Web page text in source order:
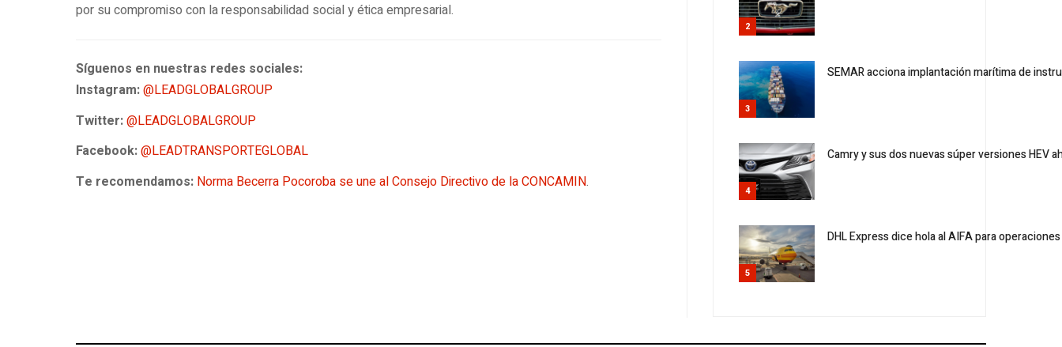
por su compromiso con la responsabilidad social y ética empresarial.
Síguenos en nuestras redes sociales:
Instagram:@LEADGLOBALGROUP
Twitter:@LEADGLOBALGROUP
Facebook:@LEADTRANSPORTEGLOBAL
Te recomendamos: Norma Becerra Pocoroba se une al Consejo Directivo de la CONCAMIN.
2
3
SEMAR acciona implantación marítima de
4
Camry y sus dos nuevas súper versiones HEV
5
DHL Express dice hola al AIFA para